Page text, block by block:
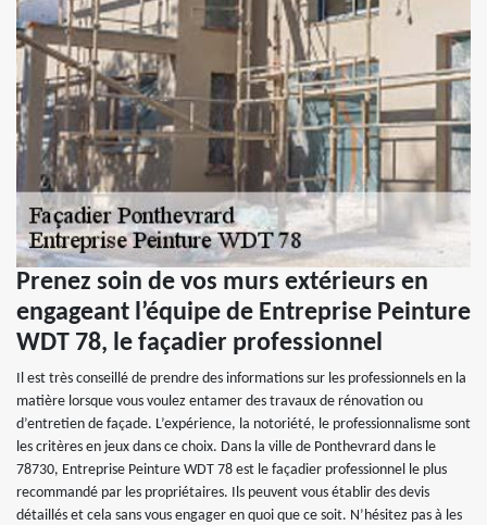
Prenez soin de vos murs extérieurs en
engageant l’équipe de Entreprise Peinture
WDT 78, le façadier professionnel
Il est très conseillé de prendre des informations sur les professionnels en la
matière lorsque vous voulez entamer des travaux de rénovation ou
d’entretien de façade. L’expérience, la notoriété, le professionnalisme sont
les critères en jeux dans ce choix. Dans la ville de Ponthevrard dans le
78730, Entreprise Peinture WDT 78 est le façadier professionnel le plus
recommandé par les propriétaires. Ils peuvent vous établir des devis
détaillés et cela sans vous engager en quoi que ce soit. N’hésitez pas à les